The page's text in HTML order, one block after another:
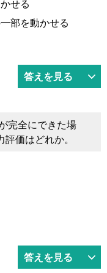
せる
部を動かせる
答えを見る
完全にできた場
価はどれか。
答えを見る